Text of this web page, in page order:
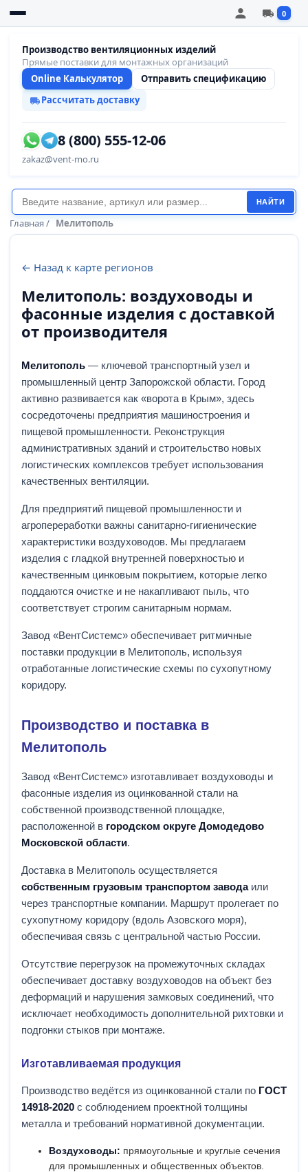
0
Производство вентиляционных изделий
Прямые поставки для монтажных организаций
Online Калькулятор
Отправить спецификацию
Рассчитать доставку
8 (800) 555-12-06
zakaz@vent-mo.ru
НАЙТИ
Главная / Мелитополь
← Назад к карте регионов
Мелитополь: воздуховоды и
фасонные изделия с доставкой
от производителя
Мелитополь — ключевой транспортный узел и
промышленный центр Запорожской области. Город
активно развивается как «ворота в Крым», здесь
сосредоточены предприятия машиностроения и
пищевой промышленности. Реконструкция
административных зданий и строительство новых
логистических комплексов требует использования
качественных вентиляции.
Для предприятий пищевой промышленности и
агропереработки важны санитарно-гигиенические
характеристики воздуховодов. Мы предлагаем
изделия с гладкой внутренней поверхностью и
качественным цинковым покрытием, которые легко
поддаются очистке и не накапливают пыль, что
соответствует строгим санитарным нормам.
Завод «ВентСистемс» обеспечивает ритмичные
поставки продукции в Мелитополь, используя
отработанные логистические схемы по сухопутному
коридору.
Производство и поставка в
Мелитополь
Завод «ВентСистемс» изготавливает воздуховоды и
фасонные изделия из оцинкованной стали на
собственной производственной площадке,
расположенной в городском округе Домодедово
Московской области.
Доставка в Мелитополь осуществляется
собственным грузовым транспортом заводаили
через транспортные компании. Маршрут пролегает по
сухопутному коридору (вдоль Азовского моря),
обеспечивая связь с центральной частью России.
Отсутствие перегрузок на промежуточных складах
обеспечивает доставку воздуховодов на объект без
деформаций и нарушения замковых соединений, что
исключает необходимость дополнительной рихтовки и
подгонки стыков при монтаже.
Изготавливаемая продукция
Производство ведётся из оцинкованной стали по ГОСТ
14918-2020 с соблюдением проектной толщины
металла и требований нормативной документации.
Воздуховоды: прямоугольные и круглые сечения
для промышленных и общественных объектов.